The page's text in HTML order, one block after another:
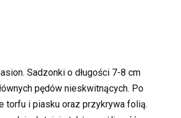
Sadzonki o długości 7-8 cm
pędów nieskwitnących. Po
torfu i piasku oraz przykrywa folią.